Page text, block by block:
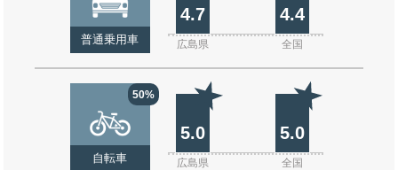
普通乗用車
4.7 4.4
広島県 全国
50%
自転車
5.0 5.0
広島県 全国